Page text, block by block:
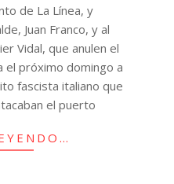
de La Línea, y
Juan Franco, y al
Vidal, que anulen el
próximo domingo a
fascista italiano que
el puerto